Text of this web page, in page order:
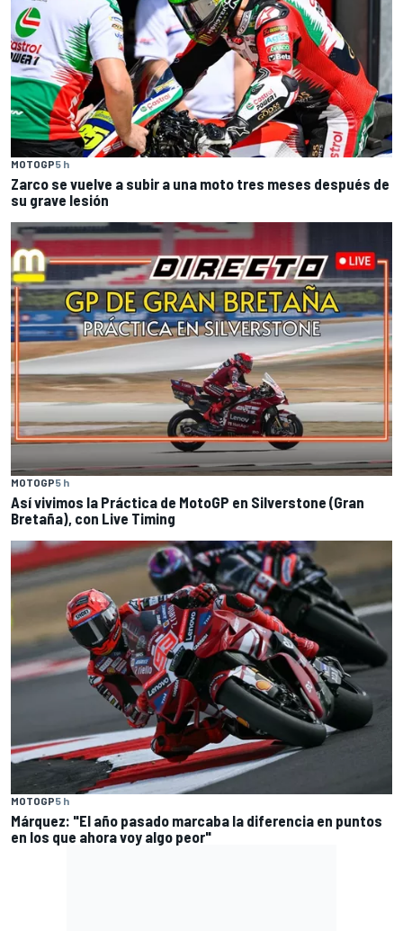
MOTOGP5 h
Zarco se vuelve a subir a una moto tres meses después de
su grave lesión
MOTOGP5 h
Así vivimos la Práctica de MotoGP en Silverstone (Gran
Bretaña), con Live Timing
MOTOGP5 h
Márquez: "El año pasado marcaba la diferencia en puntos
en los que ahora voy algo peor"